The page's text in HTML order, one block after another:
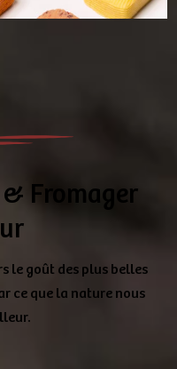
Fromager
le goût des plus belles
ce que la nature nous